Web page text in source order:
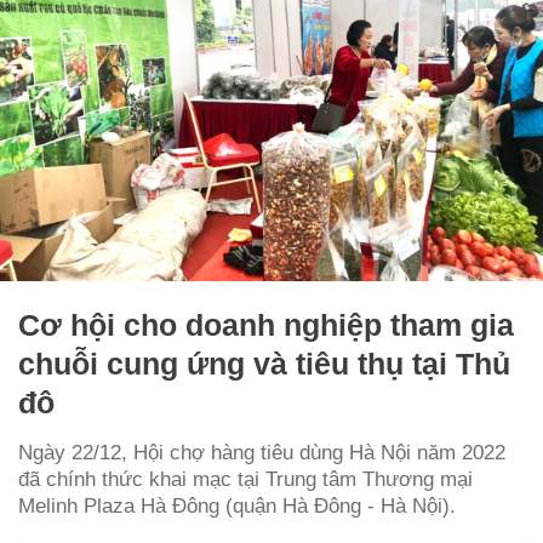
Cơ hội cho doanh nghiệp tham gia
chuỗi cung ứng và tiêu thụ tại Thủ
đô
Ngày 22/12, Hội chợ hàng tiêu dùng Hà Nội năm 2022
đã chính thức khai mạc tại Trung tâm Thương mại
Melinh Plaza Hà Đông (quận Hà Đông - Hà Nội).